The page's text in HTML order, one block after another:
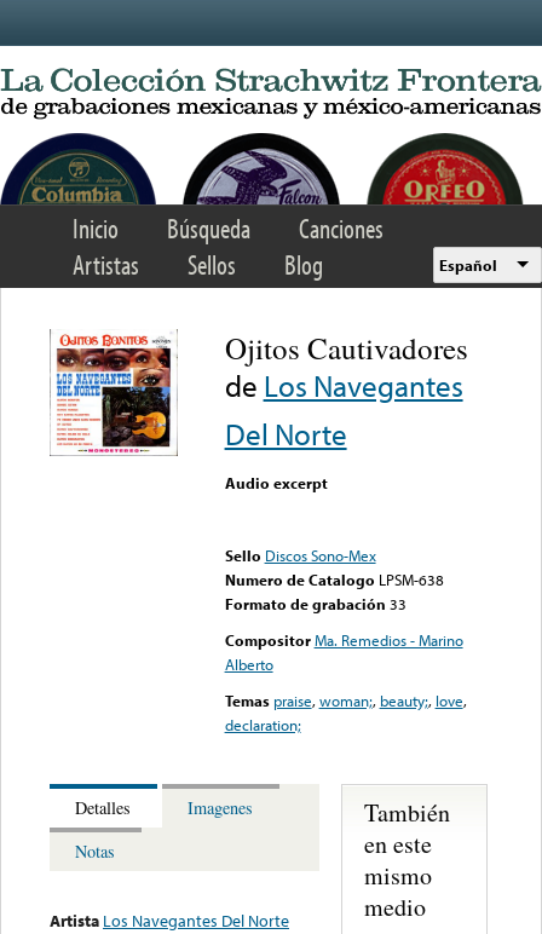
Inicio Búsqueda
Canciones
Artistas
Sellos Blog Español
Ojitos Cautivadores
de Los Navegantes
Del Norte
Audio excerpt
Sello Discos Sono-Mex
Numero de Catalogo LPSM-638
Formato de grabación 33
Compositor Ma. Remedios - Marino
Alberto
Temas praise,woman;, beauty;, love,
declaration;
Detalles
Imagenes
Notas
Artista Los Navegantes Del Norte
También
en este
mismo
medio